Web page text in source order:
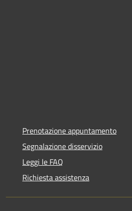
Prenotazione appuntamento
Segnalazione disservizio
Leggi le FAQ
Richiesta assistenza